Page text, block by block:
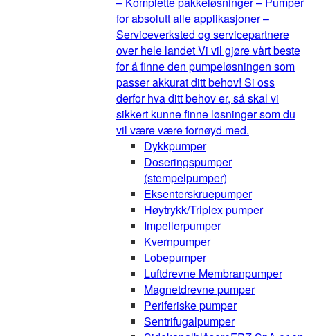
for absolutt alle applikasjoner –
Serviceverksted og servicepartnere
over hele landet Vi vil gjøre vårt beste
for å finne den pumpeløsningen som
passer akkurat ditt behov! Si oss
derfor hva ditt behov er, så skal vi
sikkert kunne finne løsninger som du
vil være være fornøyd med.
Dykkpumper
Doseringspumper
(stempelpumper)
Eksenterskruepumper
Høytrykk/Triplex pumper
Impellerpumper
Kvernpumper
Lobepumper
Luftdrevne Membranpumper
Magnetdrevne pumper
Periferiske pumper
Sentrifugalpumper